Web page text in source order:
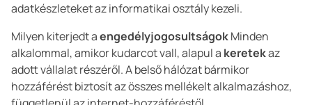
adatkészleteket az informatikai osztály kezeli.
Milyen kiterjedt aengedélyjogosultságokMinden
alkalommal, amikor kudarcot vall, alapul a keretekaz
adott vállalat részéről. A belső hálózat bármikor
hozzáférést biztosít az összes mellékelt alkalmazáshoz,